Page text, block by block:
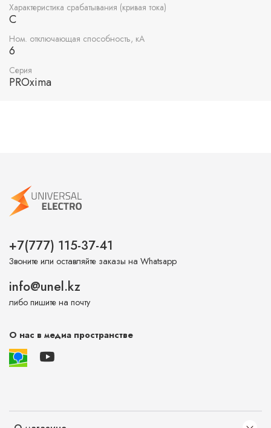
Характеристика срабатывания (кривая тока)
C
Ном. отключающая способность, кА
6
Серия
PROxima
+7(777) 115-37-41
Звоните или оставляйте заказы на Whatsapp
info@unel.kz
либо пишите на почту
О нас в медиа пространстве